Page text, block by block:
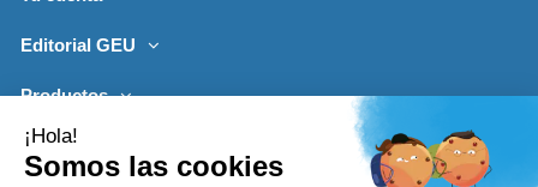
Editorial GEU
Productos
Lo más leído